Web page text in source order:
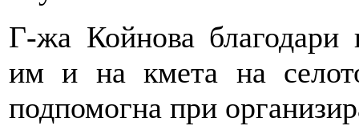
Г-жа Койнова благодари
им и на кмета на
подпомогна при